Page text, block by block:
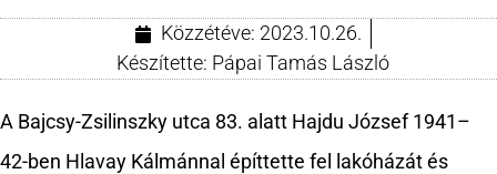
Közzétéve: 2023.10.26.
Készítette: Pápai Tamás László
A Bajcsy-Zsilinszky utca 83. alatt Hajdu József 1941–
42-ben Hlavay Kálmánnal építtette fel lakóházát és